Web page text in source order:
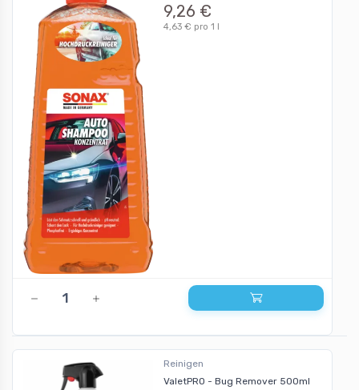
9,26 €
4,63 € pro 1 l
Reinigen
ValetPRO - Bug Remover 500ml